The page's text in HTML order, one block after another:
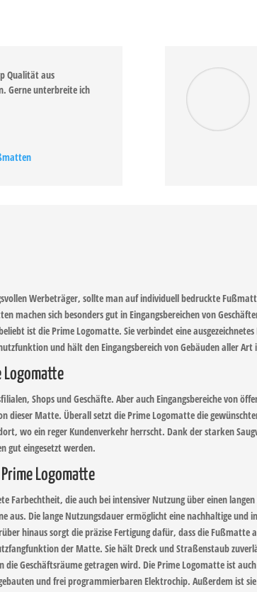
Qualität aus
Gerne unterbreite ich
Werbeträger, sollte man auf individuell bedruckte
machen sich besonders gut in Eingangsbereichen von
ist die Prime Logomatte. Sie verbindet eine
und hält den Eingangsbereich von Gebäuden aller
Logomatte
Shops und Geschäfte. Aber auch Eingangsbereiche von
Matte. Überall setzt die Prime Logomatte die
wo ein reger Kundenverkehr herrscht. Dank der starken
gut eingesetzt werden.
Logomatte
Farbechtheit, die auch bei intensiver Nutzung über einen
aus. Die lange Nutzungsdauer ermöglicht eine nachhaltige
hinaus sorgt die präzise Fertigung dafür, dass die Fußmatte
der Matte. Sie hält Dreck und Straßenstaub
Geschäftsräume getragen wird. Die Prime Logomatte ist
und frei programmierbaren Elektrochip. Außerdem ist